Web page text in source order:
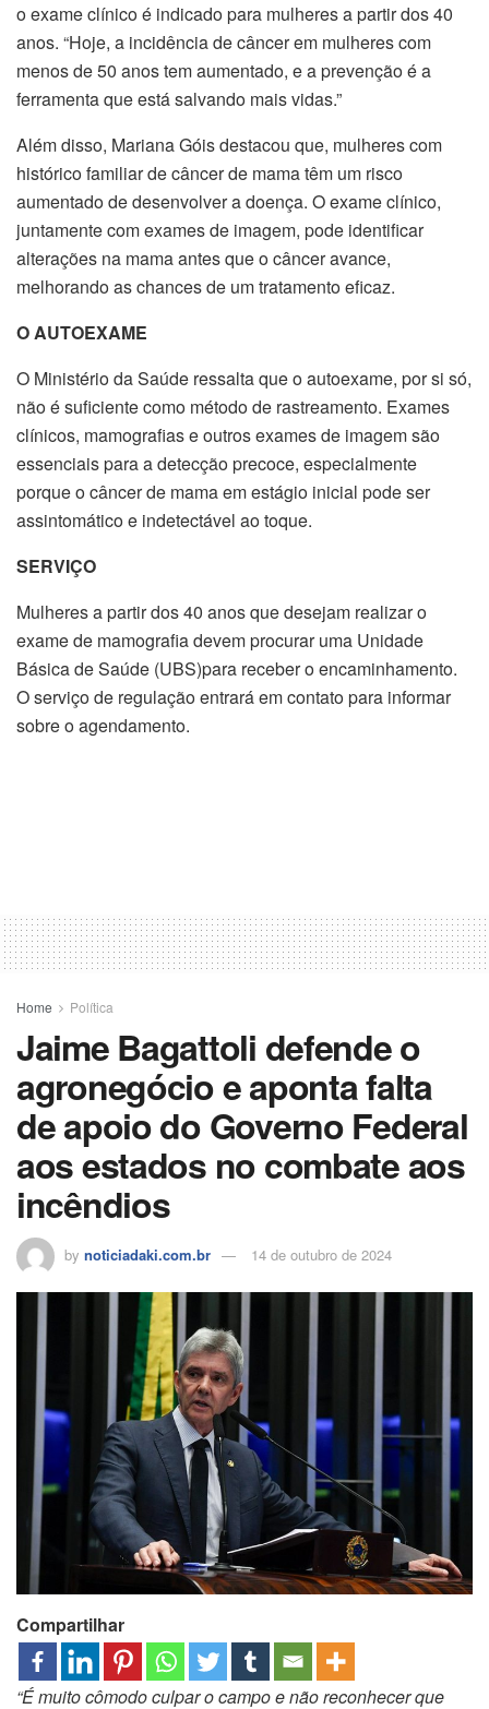
o exame clínico é indicado para mulheres a partir dos 40
anos. “Hoje, a incidência de câncer em mulheres com
menos de 50 anos tem aumentado, e a prevenção é a
ferramenta que está salvando mais vidas.”
Além disso, Mariana Góis destacou que, mulheres com
histórico familiar de câncer de mama têm um risco
aumentado de desenvolver a doença. O exame clínico,
juntamente com exames de imagem, pode identificar
alterações na mama antes que o câncer avance,
melhorando as chances de um tratamento eficaz.
O AUTOEXAME
O Ministério da Saúde ressalta que o autoexame, por si só,
não é suficiente como método de rastreamento. Exames
clínicos, mamografias e outros exames de imagem são
essenciais para a detecção precoce, especialmente
porque o câncer de mama em estágio inicial pode ser
assintomático e indetectável ao toque.
SERVIÇO
Mulheres a partir dos 40 anos que desejam realizar o
exame de mamografia devem procurar uma Unidade
Básica de Saúde (UBS)para receber o encaminhamento.
O serviço de regulação entrará em contato para informar
sobre o agendamento.
Home Política
Jaime Bagattoli defende o
agronegócio e aponta falta
de apoio do Governo Federal
aos estados no combate aos
incêndios
by noticiadaki.com.br 14 de outubro de 2024
Compartilhar
“É muito cômodo culpar o campo e não reconhecer que